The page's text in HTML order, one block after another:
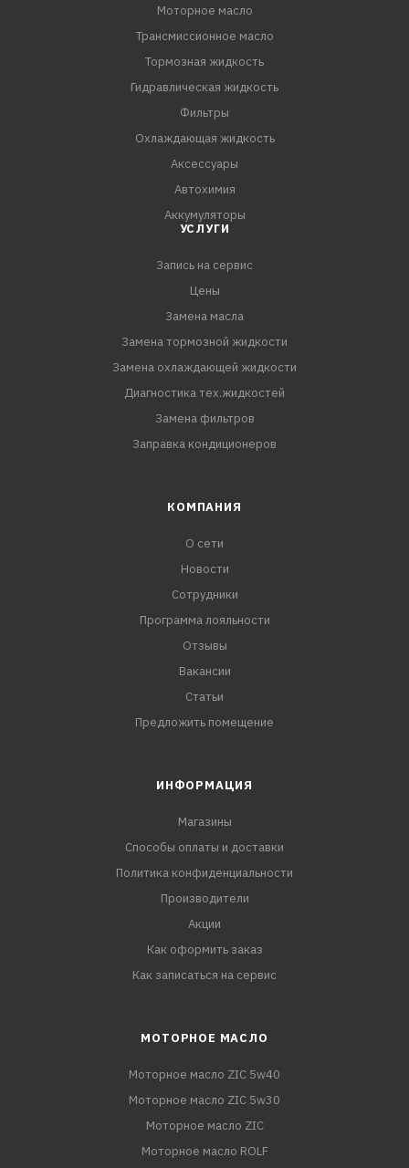
Моторное масло
Трансмиссионное масло
Тормозная жидкость
Гидравлическая жидкость
Фильтры
Охлаждающая жидкость
Аксессуары
Автохимия
Аккумуляторы
УСЛУГИ
Запись на сервис
Цены
Замена масла
Замена тормозной жидкости
Замена охлаждающей жидкости
Диагностика тех.жидкостей
Замена фильтров
Заправка кондиционеров
КОМПАНИЯ
О сети
Новости
Сотрудники
Программа лояльности
Отзывы
Вакансии
Статьи
Предложить помещение
ИНФОРМАЦИЯ
Магазины
Способы оплаты и доставки
Политика конфиденциальности
Производители
Акции
Как оформить заказ
Как записаться на сервис
МОТОРНОЕ МАСЛО
Моторное масло ZIC 5w40
Моторное масло ZIC 5w30
Моторное масло ZIC
Моторное масло ROLF